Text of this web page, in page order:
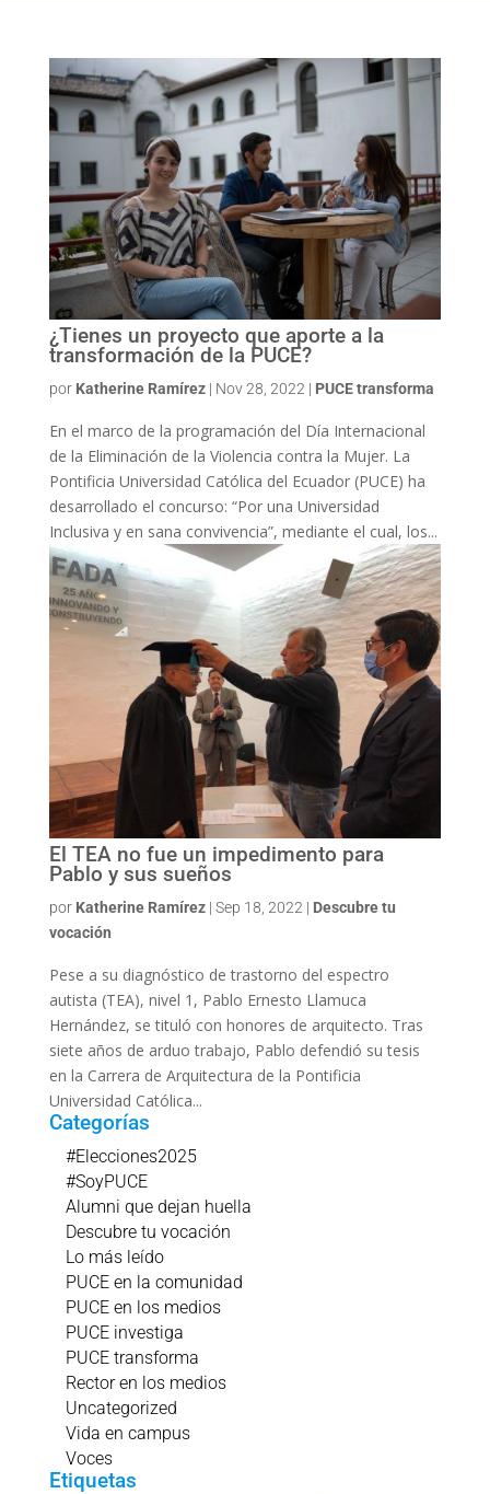
¿Tienes un proyecto que aporte a la
transformación de la PUCE?
por Katherine Ramírez| Nov 28, 2022 | PUCE transforma
En el marco de la programación del Día Internacional
de la Eliminación de la Violencia contra la Mujer. La
Pontificia Universidad Católica del Ecuador (PUCE) ha
desarrollado el concurso: “Por una Universidad
Inclusiva y en sana convivencia”, mediante el cual, los...
El TEA no fue un impedimento para
Pablo y sus sueños
por Katherine Ramírez| Sep 18, 2022 | Descubre tu
vocación
Pese a su diagnóstico de trastorno del espectro
autista (TEA), nivel 1, Pablo Ernesto Llamuca
Hernández, se tituló con honores de arquitecto. Tras
siete años de arduo trabajo, Pablo defendió su tesis
en la Carrera de Arquitectura de la Pontificia
Universidad Católica...
Categorías
#Elecciones2025
#SoyPUCE
Alumni que dejan huella
Descubre tu vocación
Lo más leído
PUCE en la comunidad
PUCE en los medios
PUCE investiga
PUCE transforma
Rector en los medios
Uncategorized
Vida en campus
Voces
Etiquetas